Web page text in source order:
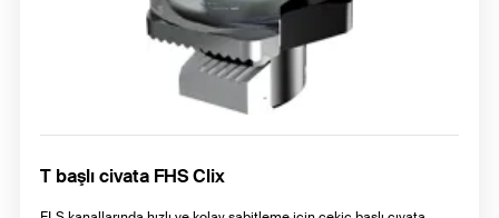
T başlı civata FHS Clix